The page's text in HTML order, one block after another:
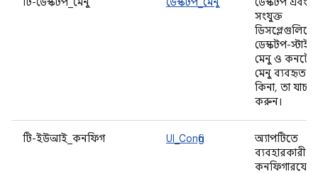
সংযুক্ত
ডিসপ্লেগুলিতে
ডেস্কটপ-স্টাইল
মেনু ও
মেনু ব্যবহৃত
কিনা, তা যাচাই
করুন।
টি-ইউআই_কনফিগ UI_Config
অ্যাপটিতে
ব্যবহারকারী-
কনফিগারযোগ্য